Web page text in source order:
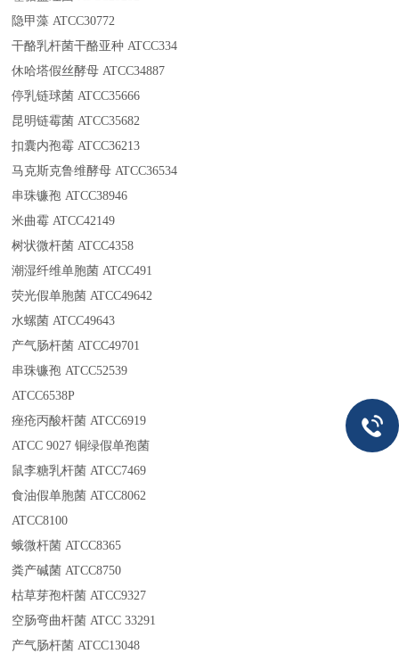
隐甲藻 ATCC30772
干酪乳杆菌干酪亚种 ATCC334
休哈塔假丝酵母 ATCC34887
停乳链球菌 ATCC35666
昆明链霉菌 ATCC35682
扣囊内孢霉 ATCC36213
马克斯克鲁维酵母 ATCC36534
串珠镰孢 ATCC38946
米曲霉 ATCC42149
树状微杆菌 ATCC4358
潮湿纤维单胞菌 ATCC491
荧光假单胞菌 ATCC49642
水螺菌 ATCC49643
产气肠杆菌 ATCC49701
串珠镰孢 ATCC52539
ATCC6538P
痤疮丙酸杆菌 ATCC6919
ATCC 9027 铜绿假单孢菌
鼠李糖乳杆菌 ATCC7469
食油假单胞菌 ATCC8062
ATCC8100
蛾微杆菌 ATCC8365
粪产碱菌 ATCC8750
枯草芽孢杆菌 ATCC9327
空肠弯曲杆菌 ATCC 33291
产气肠杆菌 ATCC13048